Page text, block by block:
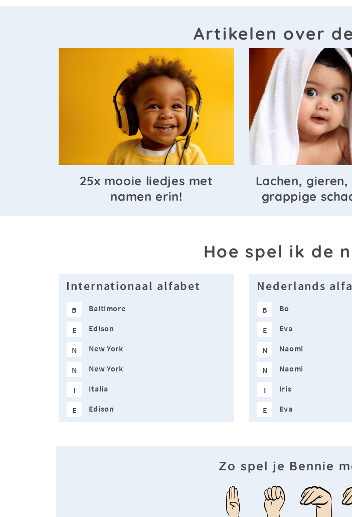
Artikelen over
25x mooie liedjes met
namen erin!
Lachen,
grappige
Hoe spel ik de
Internationaal alfabet
B Baltimore
E Edison
N New York
N New York
I Italia
E Edison
Nederlands
B Bo
E Eva
N Naomi
N Naomi
I Iris
E Eva
Zo spel je Bennie